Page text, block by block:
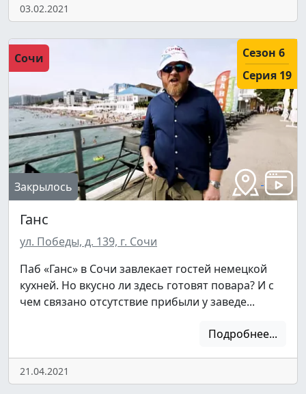
03.02.2021
Сочи
Сезон 6
Серия 19
Закрылось
Ганс
ул. Победы, д. 139, г. Сочи
Паб «Ганс» в Сочи завлекает гостей немецкой
кухней. Но вкусно ли здесь готовят повара? И с
чем связано отсутствие прибыли у заведе...
Подробнее...
21.04.2021